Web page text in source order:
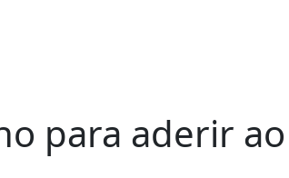
para aderir ao